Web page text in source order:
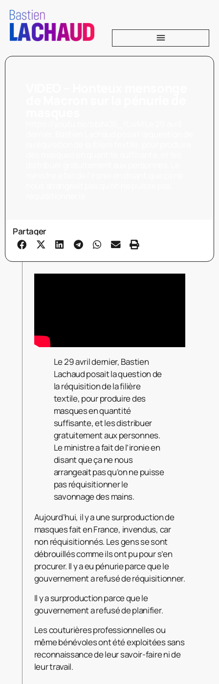
Partager
Le 29 avril dernier, Bastien
Lachaud posait la question de
la réquisition de la filière
textile, pour produire des
masques en quantité
suffisante, et les distribuer
gratuitement aux personnes.
Le ministre a fait de l’ironie en
disant que ça ne nous
arrangeait pas qu’on ne puisse
pas réquisitionner le
savonnage des mains.
Aujourd’hui, il y a une surproduction de
masques fait en France, invendus, car
non réquisitionnés. Les gens se sont
débrouillés comme ils ont pu pour s’en
procurer. Il y a eu pénurie parce que le
gouvernement a refusé de réquisitionner.
Il y a surproduction parce que le
gouvernement a refusé de planifier.
Les couturières professionnelles ou
même bénévoles ont été exploitées sans
reconnaissance de leur savoir-faire ni de
leur travail.